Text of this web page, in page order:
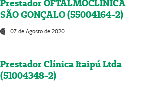
Prestador OFTALMOCLÍNICA
SÃO GONÇALO (55004164-2)
07 de Agosto de 2020
Prestador Clínica Itaipú Ltda
(51004348-2)